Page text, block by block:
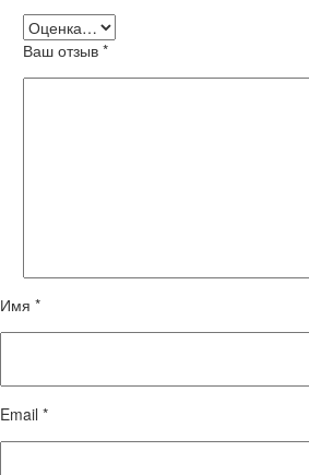
Ваш отзыв *
Имя *
Email *